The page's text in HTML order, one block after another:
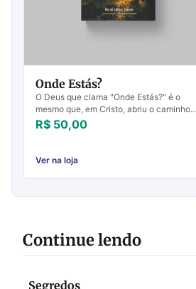
Onde Estás?
O Deus que clama "Onde Estás?" é o
mesmo que, em Cristo, abriu o caminho
para que possamos voltar ao"jardim' - ao
"Lugar do Encontro" - ao lugar de
R$ 50,00
Ver na loja
Continue lendo
Segredos